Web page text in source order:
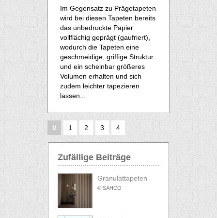
Im Gegensatz zu Prägetapeten
wird bei diesen Tapeten bereits
das unbedruckte Papier
vollflächig geprägt (gaufriert),
wodurch die Tapeten eine
geschmeidige, griffige Struktur
und ein scheinbar größeres
Volumen erhalten und sich
zudem leichter tapezieren
lassen...
0 1 2 3 4
Zufällige Beiträge
Granulattapeten
© SAHCO